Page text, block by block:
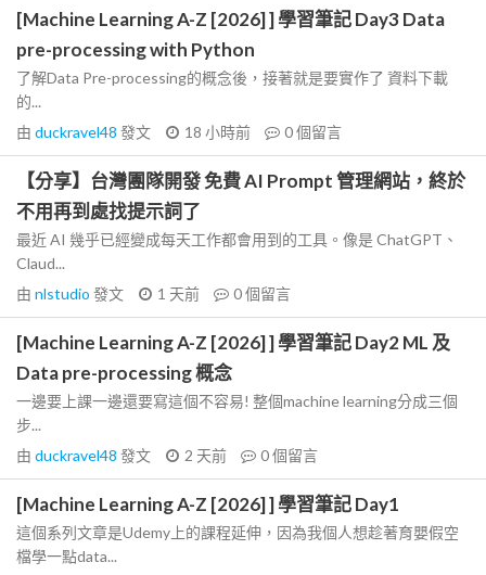
[Machine Learning A-Z [2026] ] 學習筆記 Day3 Data
pre-processing with Python
了解Data Pre-processing的概念後，接著就是要實作了 資料下載
的...
由 duckravel48 發文 18 小時前 0個留言
【分享】台灣團隊開發 免費 AI Prompt 管理網站，終於
不用再到處找提示詞了
最近 AI 幾乎已經變成每天工作都會用到的工具。像是 ChatGPT、
Claud...
由 nlstudio 發文 1 天前 0個留言
[Machine Learning A-Z [2026] ] 學習筆記 Day2 ML 及
Data pre-processing 概念
一邊要上課一邊還要寫這個不容易! 整個machine learning分成三個
步...
由 duckravel48 發文 2 天前 0個留言
[Machine Learning A-Z [2026] ] 學習筆記 Day1
這個系列文章是Udemy上的課程延伸，因為我個人想趁著育嬰假空
檔學一點data...